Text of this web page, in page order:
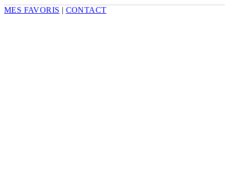
MES FAVORIS | CONTACT